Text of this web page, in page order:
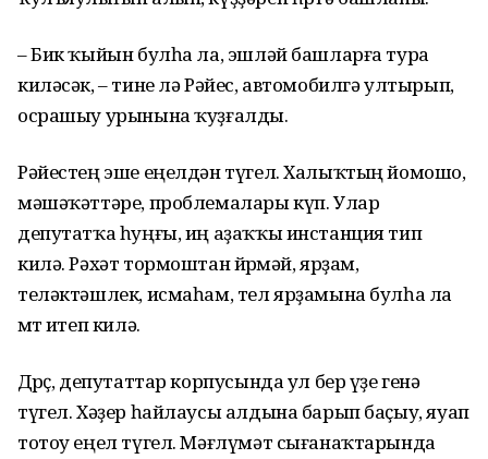
– Бик ҡыйын булһа ла, эшләй башларға тура
киләсәк, – тине лә Рәйес, автомобилгә ултырып,
осрашыу урынына ҡуҙғалды.
Рәйестең эше еңелдән түгел. Халыҡтың йомошо,
мәшәҡәттәре, проблемалары күп. Улар
депутатҡа һуңғы, иң аҙаҡҡы инстанция тип
килә. Рәхәт тормоштан йөрөмәй, ярҙам,
теләктәшлек, исмаһам, тел ярҙамына булһа ла
өмөт итеп килә.
Дөрөҫ, депутаттар корпусында ул бер үҙе генә
түгел. Хәҙер һайлаусы алдына барып баҫыу, яуап
тотоу еңел түгел. Мәғлүмәт сығанаҡтарында